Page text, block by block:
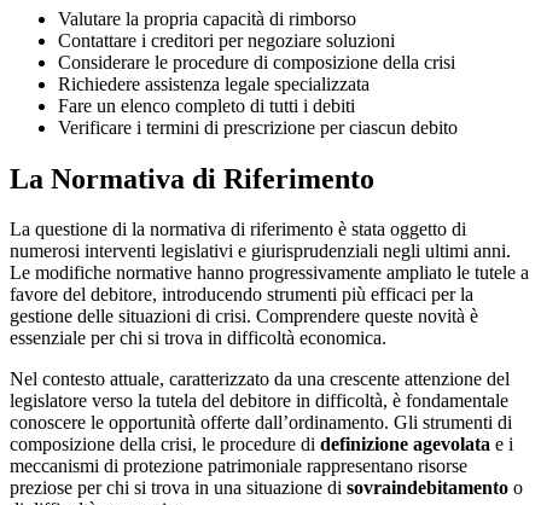
Valutare la propria capacità di rimborso
Contattare i creditori per negoziare soluzioni
Considerare le procedure di composizione della crisi
Richiedere assistenza legale specializzata
Fare un elenco completo di tutti i debiti
Verificare i termini di prescrizione per ciascun debito
La Normativa di Riferimento
La questione di la normativa di riferimento è stata oggetto di
numerosi interventi legislativi e giurisprudenziali negli ultimi anni.
Le modifiche normative hanno progressivamente ampliato le tutele a
favore del debitore, introducendo strumenti più efficaci per la
gestione delle situazioni di crisi. Comprendere queste novità è
essenziale per chi si trova in difficoltà economica.
Nel contesto attuale, caratterizzato da una crescente attenzione del
legislatore verso la tutela del debitore in difficoltà, è fondamentale
conoscere le opportunità offerte dall’ordinamento. Gli strumenti di
composizione della crisi, le procedure di definizione agevolata e i
meccanismi di protezione patrimoniale rappresentano risorse
preziose per chi si trova in una situazione di sovraindebitamento o